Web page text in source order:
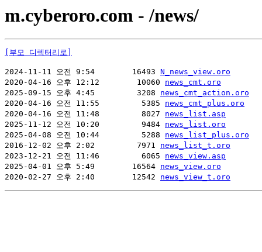
m.cyberoro.com - /news/
[부모 디렉터리로]
2024-11-11 오전 9:54        16493 N_news_view.oro
2020-04-16 오후 12:12        10060 news_cmt.oro
2025-09-15 오후 4:45         3208 news_cmt_action.oro
2020-04-16 오전 11:55         5385 news_cmt_plus.oro
2020-04-16 오전 11:48         8027 news_list.asp
2025-11-12 오전 10:20         9484 news_list.oro
2025-04-08 오전 10:44         5288 news_list_plus.oro
2016-12-02 오후 2:02         7971 news_list_t.oro
2023-12-21 오전 11:46         6065 news_view.asp
2025-04-01 오후 5:49        16564 news_view.oro
2020-02-27 오후 2:40        12542 news_view_t.oro